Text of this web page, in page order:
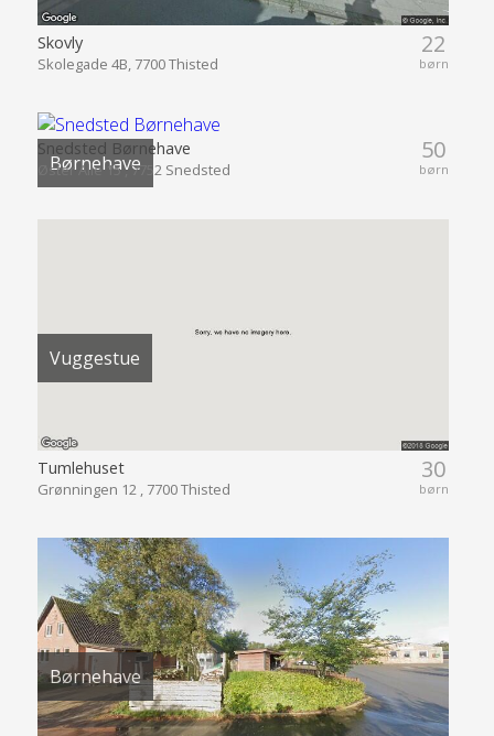
22
børn
Skovly
Skolegade 4B, 7700 Thisted
Børnehave 50
børn
Snedsted Børnehave
Øster Alle 15 , 7752 Snedsted
Vuggestue
30
børn
Tumlehuset
Grønningen 12 , 7700 Thisted
Børnehave